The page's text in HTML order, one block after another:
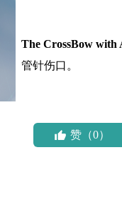
The CrossBow with
管针伤口。
赞（0）